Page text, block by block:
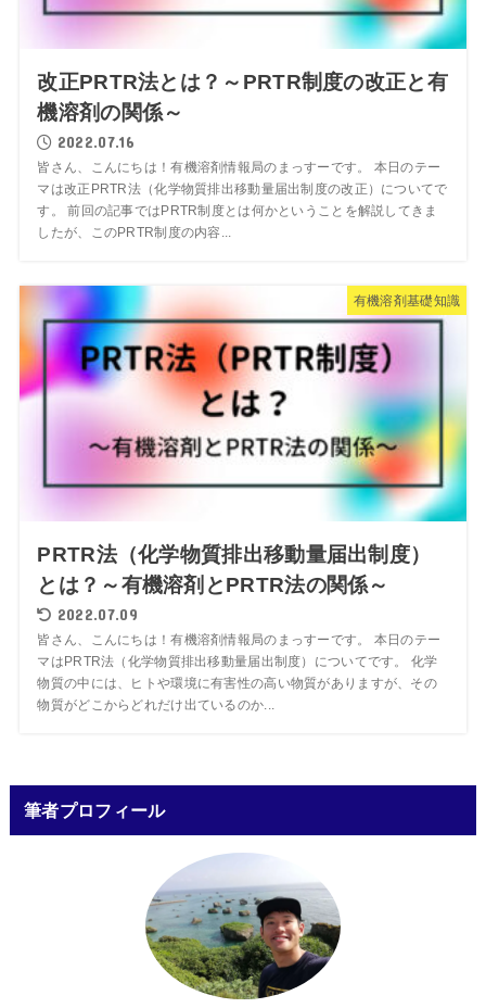
改正PRTR法とは？～PRTR制度の改正と有
機溶剤の関係～
2022.07.16
皆さん、こんにちは！有機溶剤情報局のまっすーです。 本日のテー
マは改正PRTR法（化学物質排出移動量届出制度の改正）についてで
す。 前回の記事ではPRTR制度とは何かということを解説してきま
したが、このPRTR制度の内容...
有機溶剤基礎知識
PRTR法（化学物質排出移動量届出制度）
とは？～有機溶剤とPRTR法の関係～
2022.07.09
皆さん、こんにちは！有機溶剤情報局のまっすーです。 本日のテー
マはPRTR法（化学物質排出移動量届出制度）についてです。 化学
物質の中には、ヒトや環境に有害性の高い物質がありますが、その
物質がどこからどれだけ出ているのか...
筆者プロフィール